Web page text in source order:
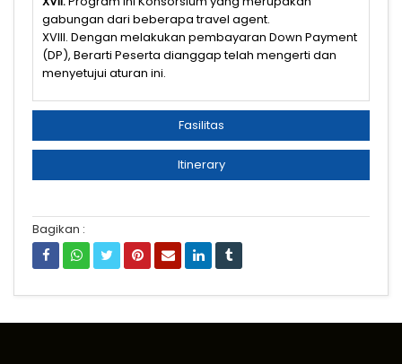
gabungan dari beberapa travel agent.
XVIII. Dengan melakukan pembayaran Down Payment
(DP), Berarti Peserta dianggap telah mengerti dan
menyetujui aturan ini.
Fasilitas
Itinerary
Bagikan :